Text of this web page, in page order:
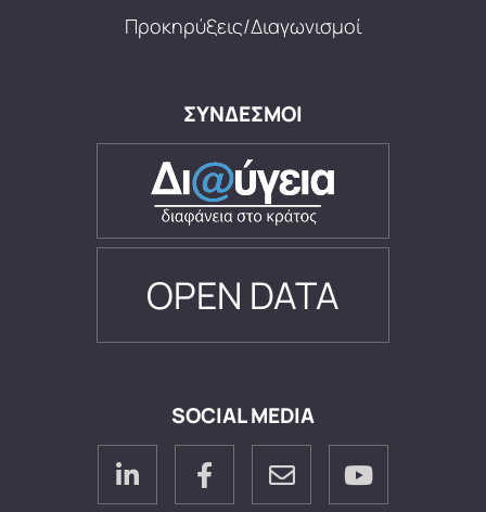
Προκηρύξεις/Διαγωνισμοί
ΣΥΝΔΕΣΜΟΙ
OPEN DATA
SOCIAL MEDIA